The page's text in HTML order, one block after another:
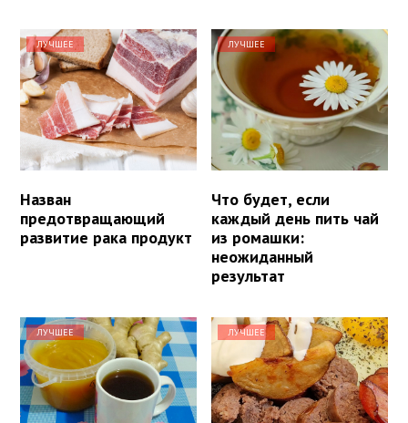
ЛУЧШЕЕ
Назван
предотвращающий
развитие рака продукт
ЛУЧШЕЕ
Что будет, если
каждый день пить чай
из ромашки:
неожиданный
результат
ЛУЧШЕЕ ЛУЧШЕЕ